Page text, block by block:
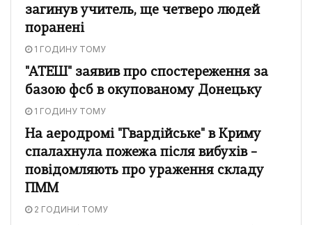
загинув учитель, ще четверо людей
поранені
1 ГОДИНУ ТОМУ
"АТЕШ" заявив про спостереження за
базою фсб в окупованому Донецьку
1 ГОДИНУ ТОМУ
На аеродромі "Гвардійське" в Криму
спалахнула пожежа після вибухів –
повідомляють про ураження складу
ПММ
2 ГОДИНИ ТОМУ